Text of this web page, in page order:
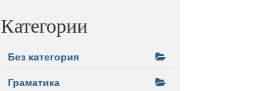
Категории
Без категория
Граматика